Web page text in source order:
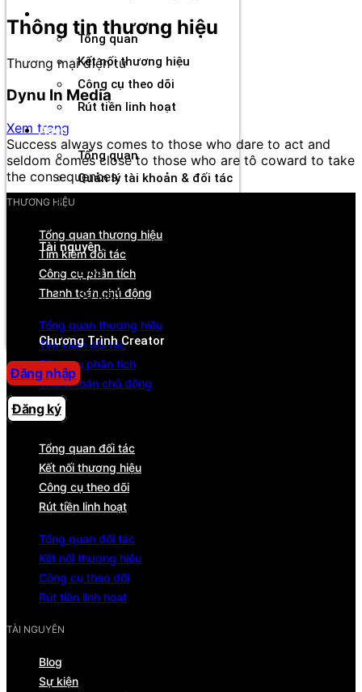
Tổng quan
Kết nối thương hiệu
Công cụ theo dõi
Rút tiền linh hoạt
Agency
Tổng quan
Quản lý tài khoản & đối tác
Tài nguyên
Blog
Sự kiện
Trung tâm trợ giúp
Chương Trình Creator
Đăng nhập
Đăng ký
Thông tin thương hiệu
Thương mại điện tử
Dynu In Media
Xem trang
Success always comes to those who dare to act and
seldom comes close to those who are tô coward to take
the consequences.
THƯƠNG HIỆU
Tổng quan thương hiệu
Tìm kiếm đối tác
Công cụ phân tích
Thanh toán chủ động
Tổng quan thương hiệu
Tìm kiếm đối tác
Công cụ phân tích
Thanh toán chủ động
ĐỐI TÁC
Tổng quan đối tác
Kết nối thương hiệu
Công cụ theo dõi
Rút tiền linh hoạt
Tổng quan đối tác
Kết nối thương hiệu
Công cụ theo dõi
Rút tiền linh hoạt
TÀI NGUYÊN
Blog
Sự kiện